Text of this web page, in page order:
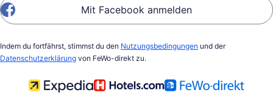
Mit Facebook anmelden
Indem du fortfährst, stimmst du den Nutzungsbedingungen und der
Datenschutzerklärung von FeWo-direkt zu.